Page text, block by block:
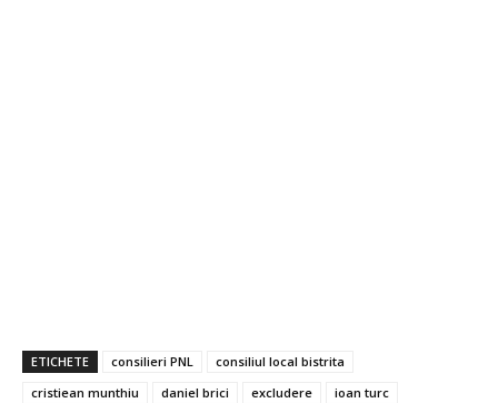
ETICHETE consilieri PNL
consiliul local bistrita
cristiean munthiu
daniel brici excludere
ioan turc